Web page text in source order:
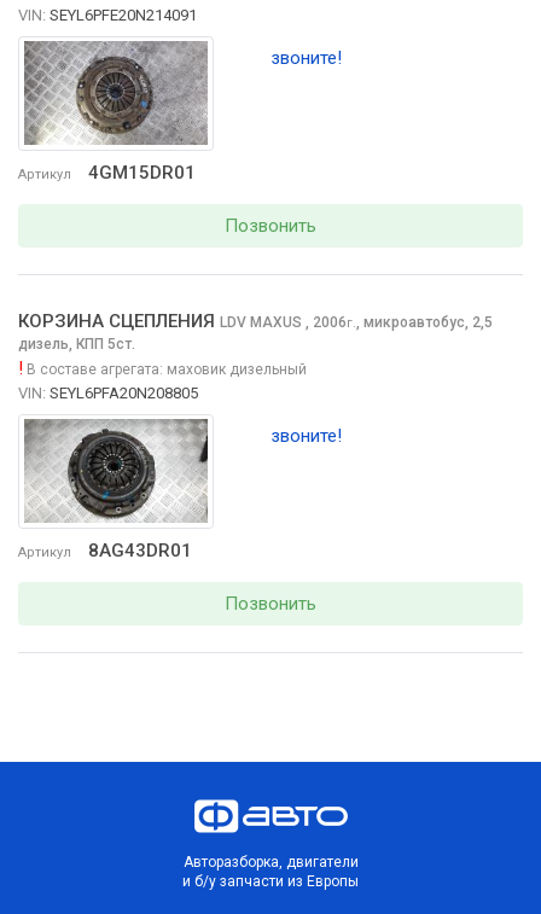
Артикул 4GM15DR01
VIN: SEYL6PFE20N214091
звоните!
Позвонить
Артикул 8AG43DR01
КОРЗИНА СЦЕПЛЕНИЯ LDV MAXUS , 2006г., микроавтобус, 2,5
дизель, КПП 5ст.
! В составе агрегата: маховик дизельный
VIN: SEYL6PFA20N208805
звоните!
Позвонить
Авторазборка, двигатели
и б/у запчасти из Европы